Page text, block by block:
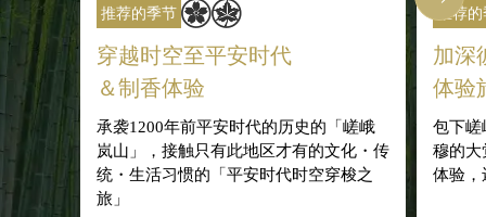
推荐的季节
穿越时空至平安时代
＆制香体验
承袭1200年前平安时代的历史的「嵯峨
岚山」，接触只有此地区才有的文化・传
统・生活习惯的「平安时代时空穿梭之
旅」
推荐
加深
体验
包下嵯
穆的大
体验，